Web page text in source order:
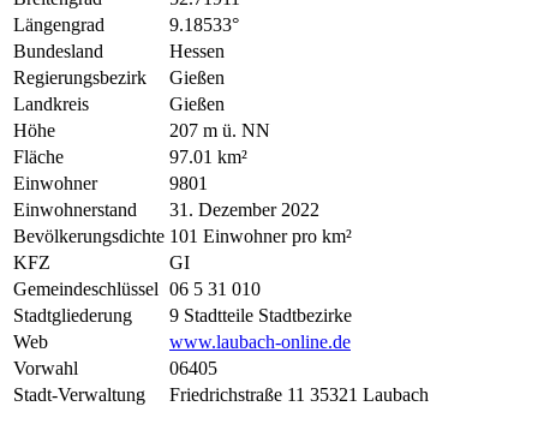
Längengrad
9.18533°
Bundesland
Hessen
Regierungsbezirk
Gießen
Landkreis
Gießen
Höhe
207 m ü. NN
Fläche
97.01 km²
Einwohner
9801
Einwohnerstand
31. Dezember 2022
Bevölkerungsdichte 101 Einwohner pro km²
KFZ
GI
Gemeindeschlüssel 06 5 31 010
Stadtgliederung
9 Stadtteile Stadtbezirke
Web
www.laubach-online.de
Vorwahl
06405
Stadt-Verwaltung
Friedrichstraße 11 35321 Laubach